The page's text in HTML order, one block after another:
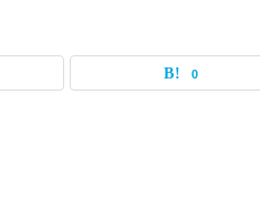
0